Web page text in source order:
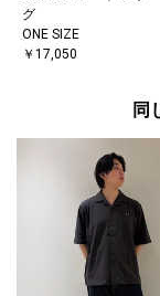
グ
ONE SIZE
￥17,050
同